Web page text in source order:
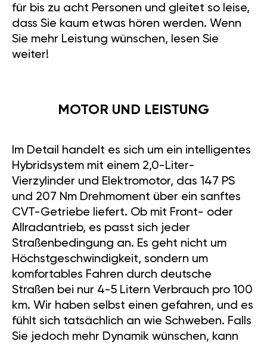
für bis zu acht Personen und gleitet so leise,
dass Sie kaum etwas hören werden. Wenn
Sie mehr Leistung wünschen, lesen Sie
weiter!
MOTOR UND LEISTUNG
Im Detail handelt es sich um ein intelligentes
Hybridsystem mit einem 2,0-Liter-
Vierzylinder und Elektromotor, das 147 PS
und 207 Nm Drehmoment über ein sanftes
CVT-Getriebe liefert. Ob mit Front- oder
Allradantrieb, es passt sich jeder
Straßenbedingung an. Es geht nicht um
Höchstgeschwindigkeit, sondern um
komfortables Fahren durch deutsche
Straßen bei nur 4-5 Litern Verbrauch pro 100
km. Wir haben selbst einen gefahren, und es
fühlt sich tatsächlich an wie Schweben. Falls
Sie jedoch mehr Dynamik wünschen, kann